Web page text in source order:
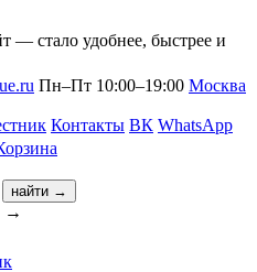
— стало удобнее, быстрее и
Пн–Пт 10:00–19:00 Москва
Контакты ВК WhatsApp
найти →
→